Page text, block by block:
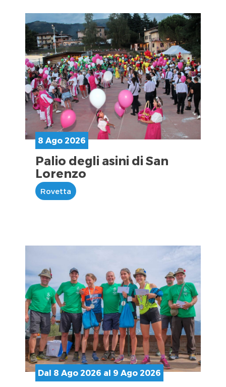
8 Ago 2026
Palio degli asini di San
Lorenzo
Rovetta
Dal 8 Ago 2026 al 9 Ago 2026